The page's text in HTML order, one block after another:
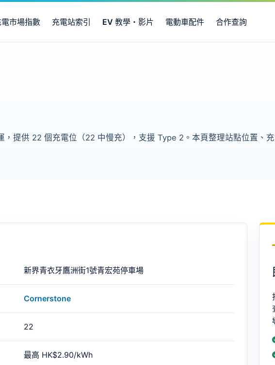
市場指數 充電站索引 EV 教學・影片 電動車配件 合作查詢
，提供 22 個充電位（22 中慢充），支援 Type 2。本頁整理站點位置、
新界青衣牙鷹洲街1號青宏苑停車場
Cornerstone
22
最高 HK$2.90/kWh